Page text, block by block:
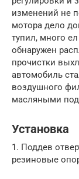
изменений не
мотора дело
тупил, много
обнаружен
прочистки
автомобиль
воздушного
масляными
Установка
1. Поддев
резиновые